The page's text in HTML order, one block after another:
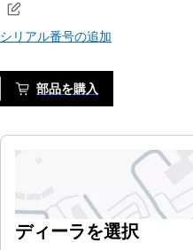
シリアル番号の追加
部品を購入
ディーラを選択